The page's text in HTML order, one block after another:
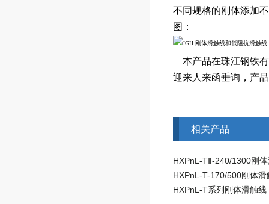
不同规格的刚体添加
图：
本产品在珠江钢铁有
迎来人来函垂询，产
相关产品
HXPnL-TⅡ-240/1300刚
HXPnL-T-170/500刚体滑
HXPnL-T系列刚体滑触线